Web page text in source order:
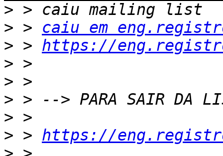
>
> > caiu em
> > https://
>
>
>
>
> > https://